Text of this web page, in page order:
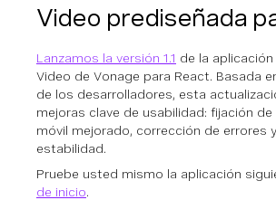
Video prediseñada
Lanzamos la versión 1.1 de la
Video de Vonage para React. Basada
de los desarrolladores, esta
mejoras clave de usabilidad: fijación
móvil mejorado, corrección de errores
estabilidad.
Pruebe usted mismo la aplicación
de inicio.